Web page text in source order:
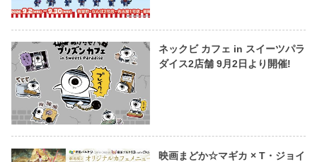
ネックビ カフェ in スイーツパラ
ダイス2店舗 9月2日より開催!
映画まどか☆マギカ × T・ジョイ